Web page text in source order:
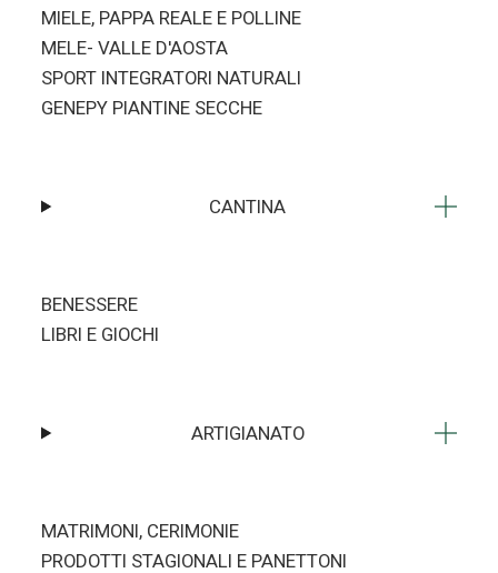
MIELE, PAPPA REALE E POLLINE
MELE- VALLE D'AOSTA
SPORT INTEGRATORI NATURALI
GENEPY PIANTINE SECCHE
CANTINA
BENESSERE
LIBRI E GIOCHI
ARTIGIANATO
MATRIMONI, CERIMONIE
PRODOTTI STAGIONALI E PANETTONI